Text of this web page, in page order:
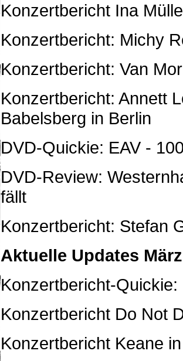
Konzertbericht Ina
Konzertbericht: Michy
Konzertbericht: Van
Konzertbericht: Annett
Babelsberg in Berlin
DVD-Quickie: EAV -
DVD-Review:
fällt
Konzertbericht: Stefan
Aktuelle Updates
Konzertbericht-
Konzertbericht Do Not
Konzertbericht Keane